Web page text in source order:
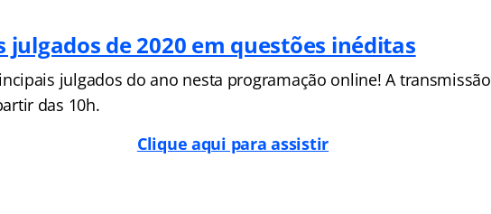
julgados de 2020 em questões inéditas
julgados do ano nesta programação online! A transmissão
das 10h.
Clique aqui para assistir